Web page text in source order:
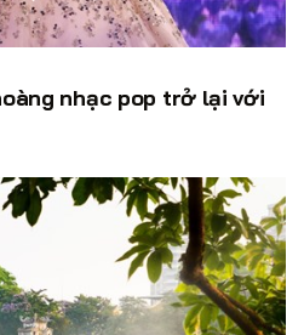
nhạc pop trở lại với